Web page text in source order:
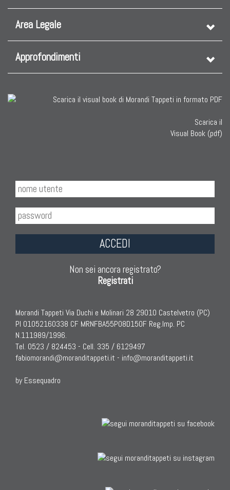
Area Legale
Approfondimenti
Scarica il
Visual Book (pdf)
ACCEDI
Non sei ancora registrato?
Registrati
Morandi Tappeti Via Duchi e Molinari 28 29010 Castelvetro (PC)
PI 01052160338 CF MRNFBA55P08D150F Reg.Imp. PC
N.111989/1996.
Tel. 0523 / 824453 - Cell. 335 / 6129497
fabiomorandi@moranditappeti.it - info@moranditappeti.it
by Essequadro